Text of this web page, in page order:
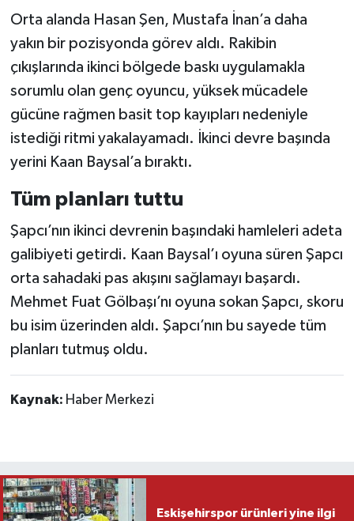
Orta alanda Hasan Şen, Mustafa İnan’a daha
yakın bir pozisyonda görev aldı. Rakibin
çıkışlarında ikinci bölgede baskı uygulamakla
sorumlu olan genç oyuncu, yüksek mücadele
gücüne rağmen basit top kayıpları nedeniyle
istediği ritmi yakalayamadı. İkinci devre başında
yerini Kaan Baysal’a bıraktı.
Tüm planları tuttu
Şapcı’nın ikinci devrenin başındaki hamleleri adeta
galibiyeti getirdi. Kaan Baysal’ı oyuna süren Şapcı
orta sahadaki pas akışını sağlamayı başardı.
Mehmet Fuat Gölbaşı’nı oyuna sokan Şapcı, skoru
bu isim üzerinden aldı. Şapcı’nın bu sayede tüm
planları tutmuş oldu.
Kaynak: Haber Merkezi
Eskişehirspor ürünleri yine ilgi